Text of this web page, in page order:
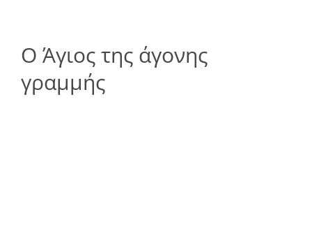
Ο Άγιος της άγονης
γραμμής